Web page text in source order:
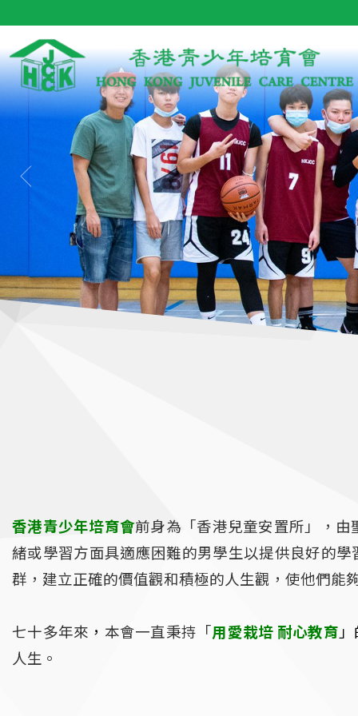
香港青少年培育會前身為「香港兒童安置所」，
緒或學習方面具適應困難的男學生以提供良好的
群，建立正確的價值觀和積極的人生觀，使他們能
七十多年來 ， 本會一直秉持「用愛栽培 耐心教育
人生。